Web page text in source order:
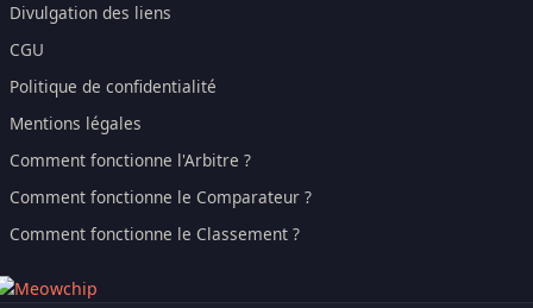
Divulgation des liens
CGU
Politique de confidentialité
Mentions légales
Comment fonctionne l'Arbitre ?
Comment fonctionne le Comparateur ?
Comment fonctionne le Classement ?